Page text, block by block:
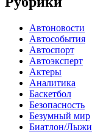
Автоновости
Автособытия
Автоспорт
Автоэксперт
Актеры
Аналитика
Баскетбол
Безопасность
Безумный мир
Биатлон/Лыжи